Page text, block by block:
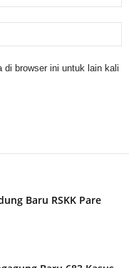
browser ini untuk lain kali
Baru RSKK Pare